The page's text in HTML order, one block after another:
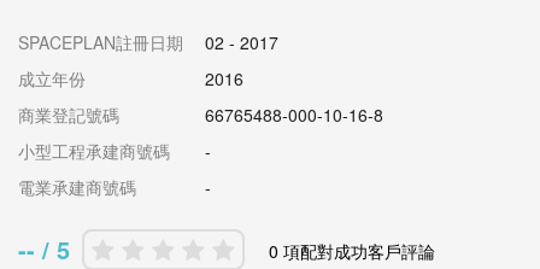
SPACEPLAN註冊日期
02 - 2017
成立年份
2016
商業登記號碼
66765488-000-10-16-8
小型工程承建商號碼
-
電業承建商號碼
-
-- / 5 0 項配對成功客戶評論